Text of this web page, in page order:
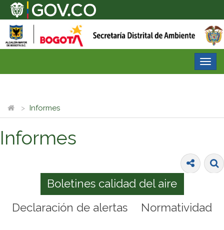
Informes
Informes
Boletines calidad del aire
Declaración de alertas
Normatividad